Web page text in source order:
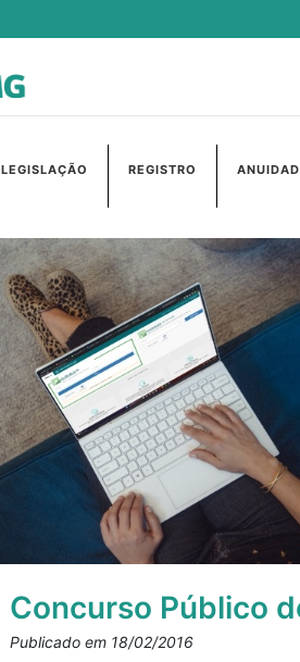
LEGISLAÇÃO REGISTRO
Concurso Público
Publicado em 18/02/2016